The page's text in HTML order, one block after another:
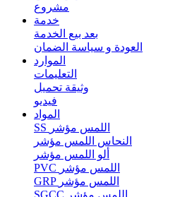
مشروع
خدمة
بعد بيع الخدمة
العودة و سياسة الضمان
الموارد
التعليمات
وثيقة تحميل
فيديو
المواد
SS اللمس مؤشر
النحاس اللمس مؤشر
ألو اللمس مؤشر
PVC اللمس مؤشر
GRP اللمس مؤشر
SGCC اللمس مؤشر